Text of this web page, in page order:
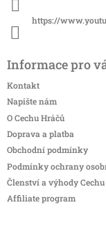
https://
Informace pro
Kontakt
Napište nám
O Cechu Hráčů
Doprava a platba
Obchodní podmínky
Podmínky ochrany
Členství a výhody Cechu
Affiliate program